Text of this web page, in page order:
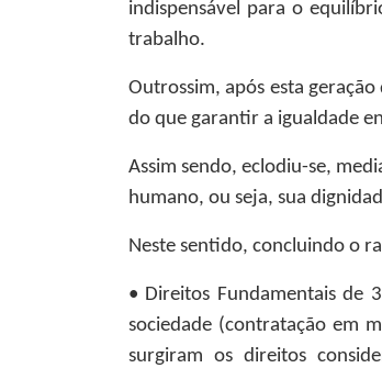
indispensável para o
trabalho.
Outrossim, após esta
do que garantir a igualdade
Assim sendo, eclodiu-se,
humano, ou seja, sua
Neste sentido, concluindo o
• Direitos Fundamentais de
sociedade (contratação em
surgiram os direitos